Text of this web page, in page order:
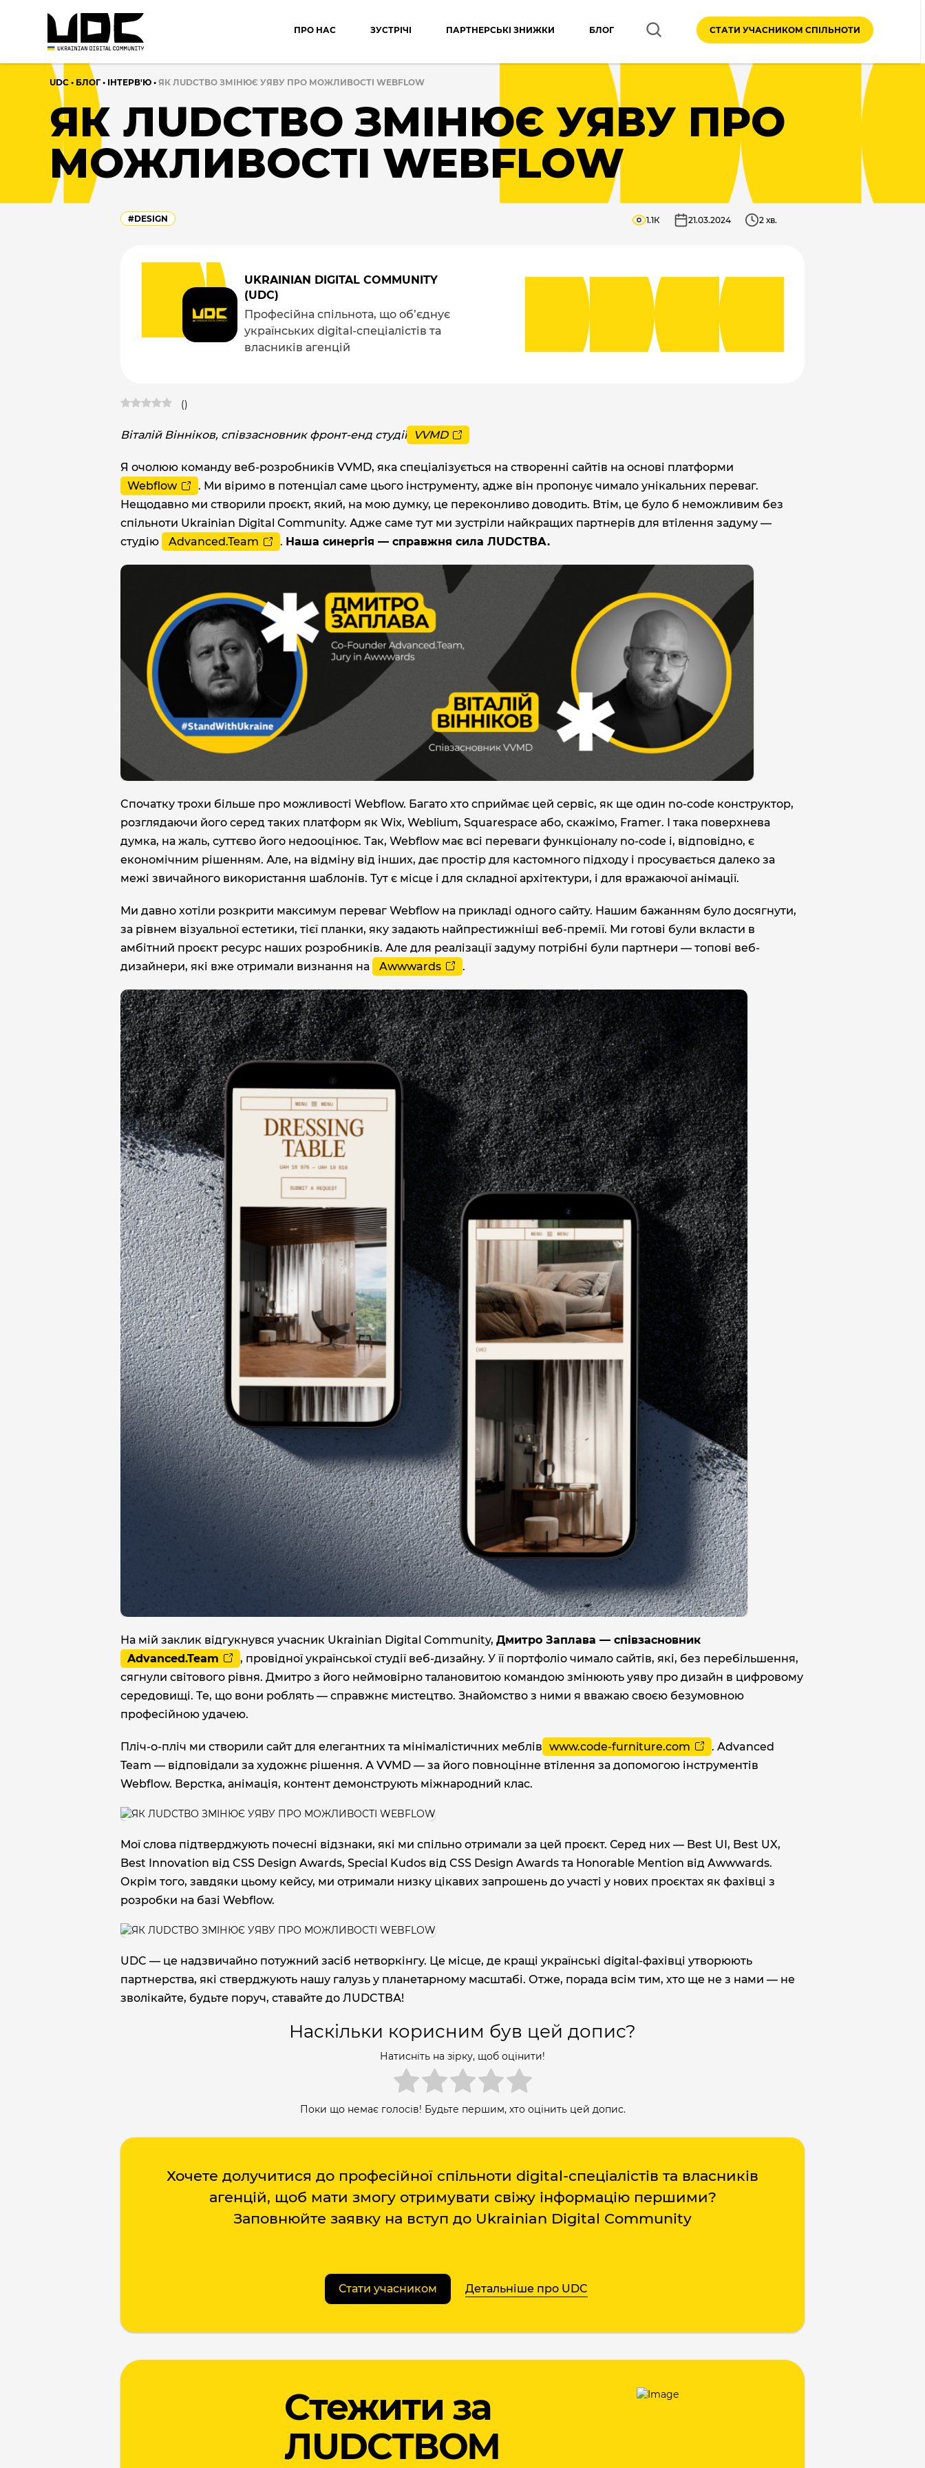
ПРО НАС ЗУСТРІЧІ ПАРТНЕРСЬКІ ЗНИЖКИ БЛОГ СТАТИ УЧАСНИКОМ СПІЛЬНОТИ
UDC • БЛОГ • ІНТЕРВ'Ю • ЯК ЛUDCТВО ЗМІНЮЄ УЯВУ ПРО МОЖЛИВОСТІ WEBFLOW
ЯК ЛUDCТВО ЗМІНЮЄ УЯВУ ПРО
МОЖЛИВОСТІ WEBFLOW
#DESIGN 2 хв.
21.03.2024
1.1К
UKRAINIAN DIGITAL COMMUNITY
(UDC)
Професійна спільнота, що об’єднує
українських digital-спеціалістів та
власників агенцій
()
Віталій Вінніков, співзасновник фронт-енд студії VVMD
Я очолюю команду веб-розробників VVMD, яка спеціалізується на створенні сайтів на основі платформи
Webflow
. Ми віримо в потенціал саме цього інструменту, адже він пропонує чимало унікальних переваг.
Нещодавно ми створили проєкт, який, на мою думку, це переконливо доводить. Втім, це було б неможливим без
спільноти Ukrainian Digital Community. Адже саме тут ми зустріли найкращих партнерів для втілення задуму —
студію
Advanced.Team . Наша синергія — справжня сила ЛUDCТВА.
Cпочатку трохи більше про можливості Webflow. Багато хто сприймає цей сервіс, як ще один no-code конструктор,
розглядаючи його серед таких платформ як Wix, Weblium, Squarespace або, скажімо, Framer. І така поверхнева
думка, на жаль, суттєво його недооцінює. Так, Webflow має всі переваги функціоналу no-code і, відповідно, є
економічним рішенням. Але, на відміну від інших, дає простір для кастомного підходу і просувається далеко за
межі звичайного використання шаблонів. Тут є місце і для складної архітектури, і для вражаючої анімації.
Ми давно хотіли розкрити максимум переваг Webflow на прикладі одного сайту. Нашим бажанням було досягнути,
за рівнем візуальної естетики, тієї планки, яку задають найпрестижніші веб-премії. Ми готові були вкласти в
амбітний проєкт ресурс наших розробників. Але для реалізації задуму потрібні були партнери — топові веб-
дизайнери, які вже отримали визнання на
Awwwards .
На мій заклик відгукнувся учасник Ukrainian Digital Community, Дмитро Заплава — співзасновник
Advanced.Team
, провідної української студії веб-дизайну. У її портфоліо чимало сайтів, які, без перебільшення,
сягнули світового рівня. Дмитро з його неймовірно талановитою командою змінюють уяву про дизайн в цифровому
середовищі. Те, що вони роблять — справжнє мистецтво. Знайомство з ними я вважаю своєю безумовною
професійною удачею.
Пліч-о-пліч ми створили сайт для елегантних та мінімалістичних меблів www.code-furniture.com
. Advanced
Team — відповідали за художнє рішення. А VVMD — за його повноцінне втілення за допомогою інструментів
Webflow. Верстка, анімація, контент демонструють міжнародний клас.
Мої слова підтверджують почесні відзнаки, які ми спільно отримали за цей проєкт. Серед них — Best UI, Best UX,
Best Innovation від CSS Design Awards, Special Kudos від CSS Design Awards та Honorable Mention від Awwwards.
Окрім того, завдяки цьому кейсу, ми отримали низку цікавих запрошень до участі у нових проєктах як фахівці з
розробки на базі Webflow.
UDC — це надзвичайно потужний засіб нетворкінгу. Це місце, де кращі українські digital-фахівці утворюють
партнерства, які стверджують нашу галузь у планетарному масштабі. Отже, порада всім тим, хто ще не з нами — не
зволікайте, будьте поруч, ставайте до ЛUDCТВА!
Наскільки корисним був цей допис?
Натисніть на зірку, щоб оцінити!
Поки що немає голосів! Будьте першим, хто оцінить цей допис.
Хочете долучитися до професійної спільноти digital-спеціалістів та власників
агенцій, щоб мати змогу отримувати свіжу інформацію першими?
Заповнюйте заявку на вступ до Ukrainian Digital Community
Стати учасником Детальніше про UDC
Cтежити за
ЛUDCТВОМ